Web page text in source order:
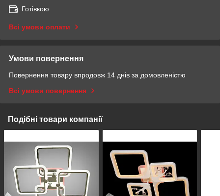
Готівкою
Всі умови оплати
Умови повернення
Повернення товару впродовж 14 днів за домовленістю
Всі умови повернення
Подібні товари компанії